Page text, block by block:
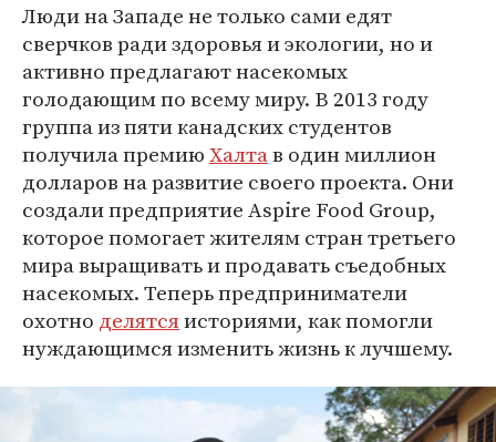
Люди на Западе не только сами едят
сверчков ради здоровья и экологии, но и
активно предлагают насекомых
голодающим по всему миру. В 2013 году
группа из пяти канадских студентов
получила премиюХалтав один миллион
долларов на развитие своего проекта. Они
создали предприятие Aspire Food Group,
которое помогает жителям стран третьего
мира выращивать и продавать съедобных
насекомых. Теперь предприниматели
охотно делятсяисториями, как помогли
нуждающимся изменить жизнь к лучшему.